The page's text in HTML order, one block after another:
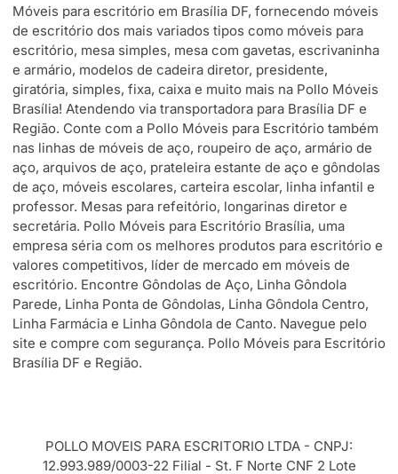
Móveis para escritório em Brasília DF, fornecendo móveis
de escritório dos mais variados tipos como móveis para
escritório, mesa simples, mesa com gavetas, escrivaninha
e armário, modelos de cadeira diretor, presidente,
giratória, simples, fixa, caixa e muito mais na Pollo Móveis
Brasília! Atendendo via transportadora para Brasília DF e
Região. Conte com a Pollo Móveis para Escritório também
nas linhas de móveis de aço, roupeiro de aço, armário de
aço, arquivos de aço, prateleira estante de aço e gôndolas
de aço, móveis escolares, carteira escolar, linha infantil e
professor. Mesas para refeitório, longarinas diretor e
secretária. Pollo Móveis para Escritório Brasília, uma
empresa séria com os melhores produtos para escritório e
valores competitivos, líder de mercado em móveis de
escritório. Encontre Gôndolas de Aço, Linha Gôndola
Parede, Linha Ponta de Gôndolas, Linha Gôndola Centro,
Linha Farmácia e Linha Gôndola de Canto. Navegue pelo
site e compre com segurança. Pollo Móveis para Escritório
Brasília DF e Região.
POLLO MOVEIS PARA ESCRITORIO LTDA - CNPJ:
12.993.989/0003-22 Filial - St. F Norte CNF 2 Lote